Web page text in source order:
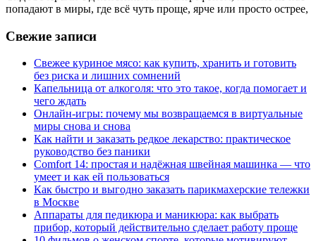
попадают в миры, где всё чуть проще, ярче или просто острее,
Свежие записи
Свежее куриное мясо: как купить, хранить и готовить
без риска и лишних сомнений
Капельница от алкоголя: что это такое, когда помогает и
чего ждать
Онлайн-игры: почему мы возвращаемся в виртуальные
миры снова и снова
Как найти и заказать редкое лекарство: практическое
руководство без паники
Comfort 14: простая и надёжная швейная машинка — что
умеет и как ей пользоваться
Как быстро и выгодно заказать парикмахерские тележки
в Москве
Аппараты для педикюра и маникюра: как выбрать
прибор, который действительно сделает работу проще